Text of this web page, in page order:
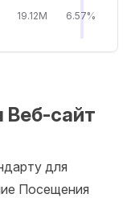
19.12M 6.57%
Веб-сайт
для
Посещения